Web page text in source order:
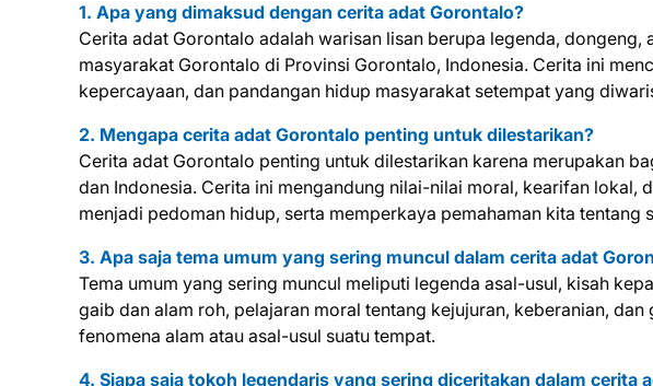
1. Apa yang dimaksud dengan cerita adat Gorontalo?
Cerita adat Gorontalo adalah warisan lisan berupa legenda, dongeng,
masyarakat Gorontalo di Provinsi Gorontalo, Indonesia. Cerita ini
kepercayaan, dan pandangan hidup masyarakat setempat yang
2. Mengapa cerita adat Gorontalo penting untuk dilestarikan?
Cerita adat Gorontalo penting untuk dilestarikan karena merupakan
dan Indonesia. Cerita ini mengandung nilai-nilai moral, kearifan lokal,
menjadi pedoman hidup, serta memperkaya pemahaman kita tentang
3. Apa saja tema umum yang sering muncul dalam cerita adat
Tema umum yang sering muncul meliputi legenda asal-usul, kisah
gaib dan alam roh, pelajaran moral tentang kejujuran, keberanian,
fenomena alam atau asal-usul suatu tempat.
4. Siapa saja tokoh legendaris yang sering diceritakan dalam cerita